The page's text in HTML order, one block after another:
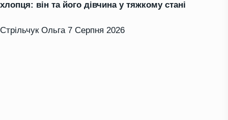
хлопця: він та його дівчина у тяжкому стані
Стрільчук Ольга 7 Серпня 2026